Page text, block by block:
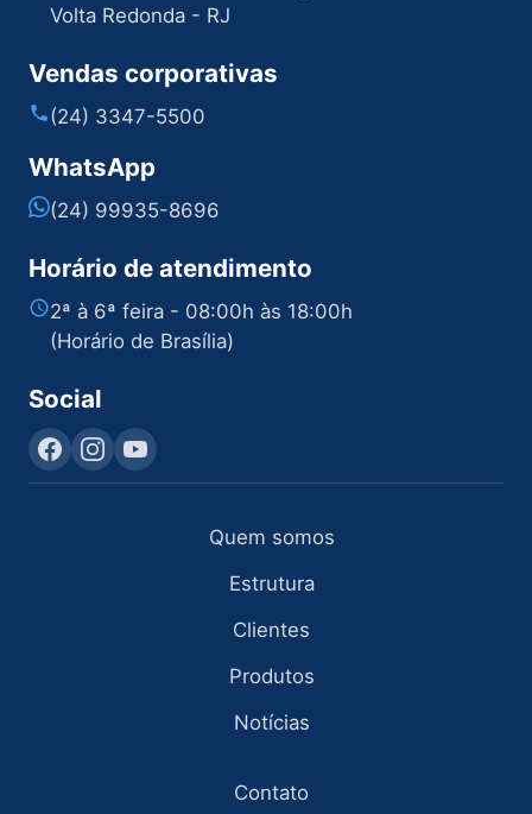
Volta Redonda - RJ
Vendas corporativas
(24) 3347-5500
WhatsApp
(24) 99935-8696
Horário de atendimento
2ª à 6ª feira - 08:00h às 18:00h
(Horário de Brasília)
Social
Quem somos
Estrutura
Clientes
Produtos
Notícias
Contato